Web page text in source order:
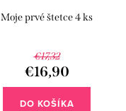
Moje prvé štetce 4 ks
€17,32
€16,90
DO KOŠÍKA